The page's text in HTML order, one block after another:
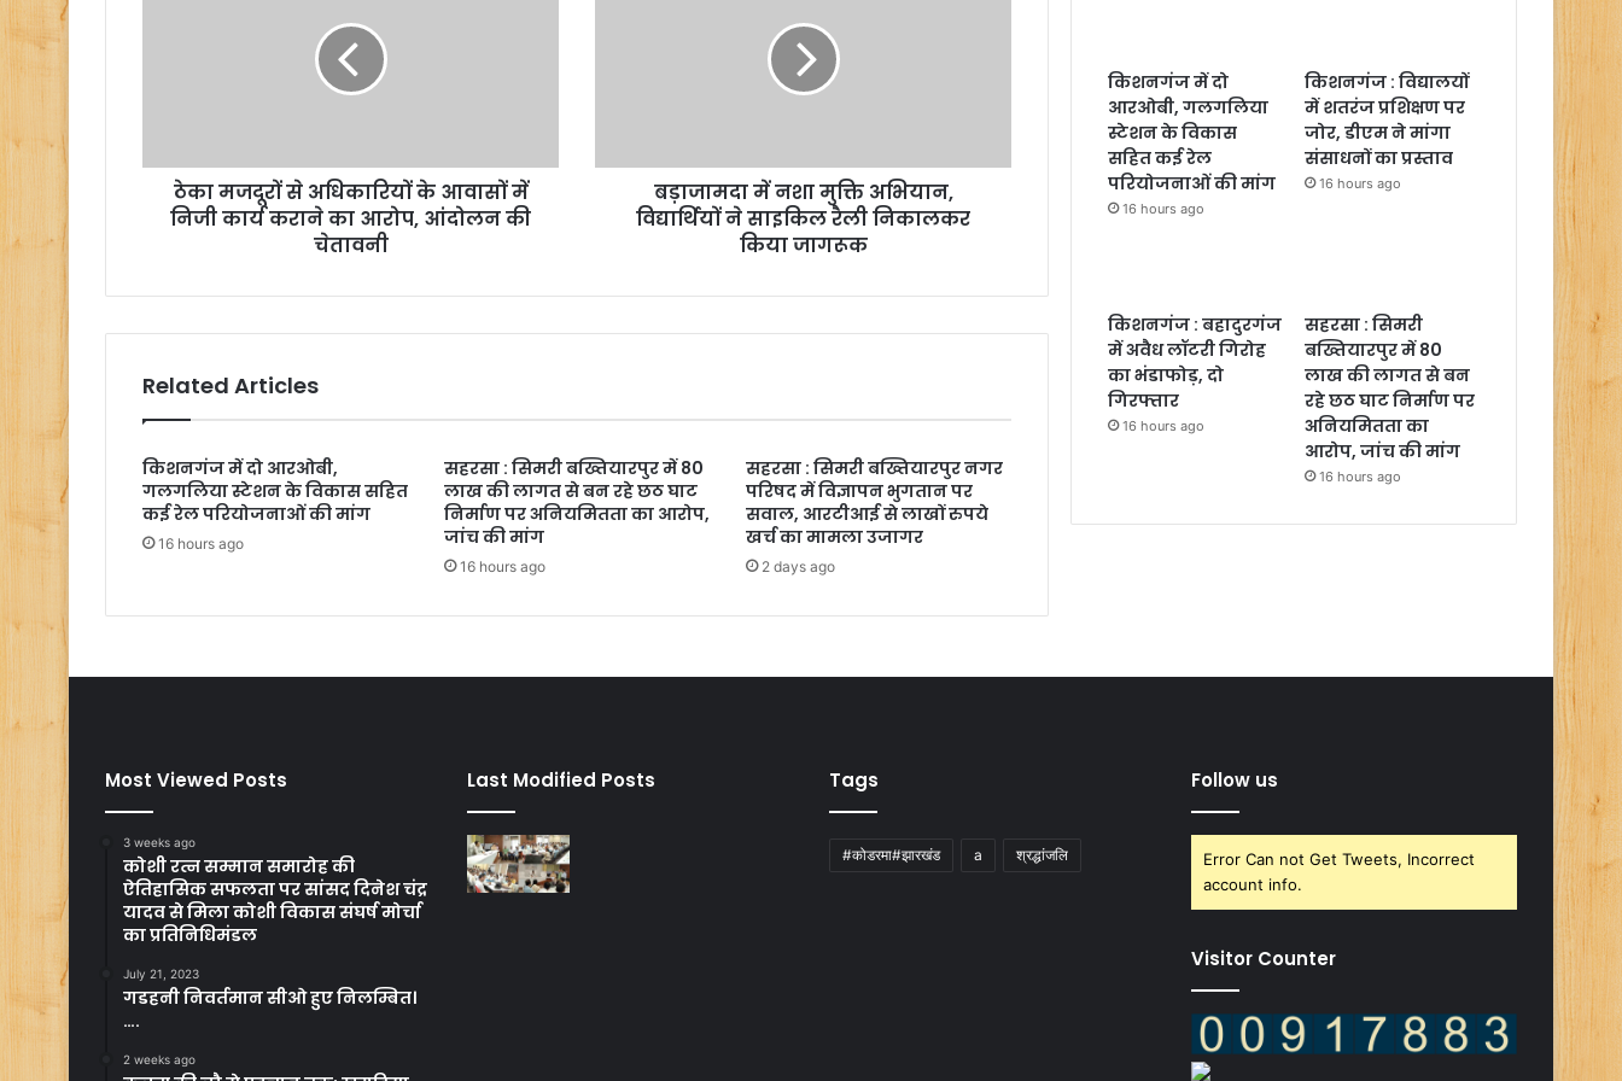
ठेका मजदूरों से अधिकारियों के आवासों में
निजी कार्य कराने का आरोप, आंदोलन की
चेतावनी
बड़ाजामदा में नशा मुक्ति अभियान,
विद्यार्थियों ने साइकिल रैली निकालकर
किया जागरूक
Related Articles
किशनगंज में दो आरओबी,
गलगलिया स्टेशन के विकास सहित
कई रेल परियोजनाओं की मांग
16 hours ago
सहरसा : सिमरी बख्तियारपुर में 80
लाख की लागत से बन रहे छठ घाट
निर्माण पर अनियमितता का आरोप,
जांच की मांग
16 hours ago
सहरसा : सिमरी बख्तियारपुर नगर
परिषद में विज्ञापन भुगतान पर
सवाल, आरटीआई से लाखों रुपये
खर्च का मामला उजागर
2 days ago
किशनगंज में दो
आरओबी, गलगलिया
स्टेशन के विकास
सहित कई रेल
परियोजनाओं की मांग
16 hours ago
किशनगंज : विद्यालयों
में शतरंज प्रशिक्षण पर
जोर, डीएम ने मांगा
संसाधनों का प्रस्ताव
16 hours ago
किशनगंज : बहादुरगंज
में अवैध लॉटरी गिरोह
का भंडाफोड़, दो
गिरफ्तार
16 hours ago
सहरसा : सिमरी
बख्तियारपुर में 80
लाख की लागत से बन
रहे छठ घाट निर्माण पर
अनियमितता का
आरोप, जांच की मांग
16 hours ago
Most Viewed Posts
3 weeks ago
कोशी रत्न सम्मान समारोह की
ऐतिहासिक सफलता पर सांसद दिनेश चंद्र
यादव से मिला कोशी विकास संघर्ष मोर्चा
का प्रतिनिधिमंडल
July 21, 2023
गडहनी निवर्तमान सीओ हुए निलम्बित।
….
2 weeks ago
Last Modified Posts Tags
#कोडरमा#झारखंड a श्रद्धांजलि
Follow us
Error Can not Get Tweets, Incorrect
account info.
Visitor Counter